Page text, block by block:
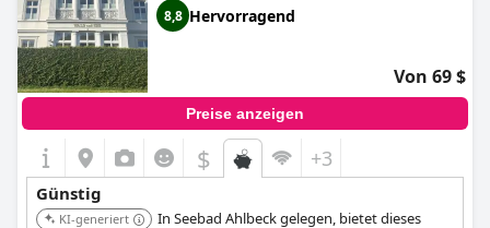
8,8 Hervorragend
Von 69 $
Preise anzeigen
$ +3
Günstig
KI-generiert
In Seebad Ahlbeck gelegen, bietet dieses